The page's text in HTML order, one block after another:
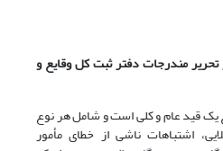
مندرجات دفتر ثبت کل وقایع و
یک قید عام و کلی است و شامل هر نوع
اشتباهات ناشی از خطای مأمور